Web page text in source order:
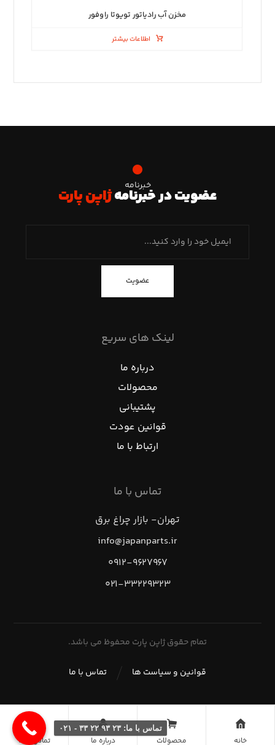
مخزن آب رادیاتور تویوتا راوفور
اطلاعات بیشتر
خبرنامه
عضویت در خبرنامهژاپن پارت
عضویت
لینک های سریع
درباره ما
محصولات
پشتیبانی
قوانین عودت
ارتباط با ما
تماس با ما
تهران- بازار چراغ برق
info@japanparts.ir
۰۹۱۲-۹۶۲۷۹۶۷
۰۲۱-۳۳۲۲۹۳۲۳
تمام حقوق ژاپن پارت محفوظ می باشد.
تماس با ما قوانین و سیاست ها
خانه محصولات درباره ما تماس با ما
تماس با ما: ۲۳ ۹۳ ۲۲ ۳۳ - ۰۲۱